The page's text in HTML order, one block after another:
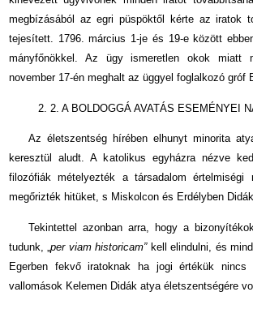
megbízásából az egri püspöktől kérte az iratok
tejesített. 1796. március 1-je és 19-e között
mányfőnökkel. Az ügy ismeretlen okok miatt
november 17-én meghalt az üggyel foglalkozó gróf
2. 2. A BOLDOGGÁ AVATÁS ESEMÉNYEI
Az életszentség hírében elhunyt minorita
keresztül aludt. A katolikus egyházra nézve
filozófiák mételyezték a társadalom
megőrizték hitüket, s Miskolcon és Erdélyben
Tekintettel azonban arra, hogy a
tudunk,„per viam historicam” kell elin­dulni, és
Eger­ben fekvő iratoknak ha jogi értékük
vallomások Kelemen Didák atya életszentségére